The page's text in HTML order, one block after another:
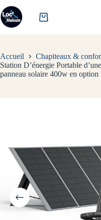
au
contenu
Accueil Chapiteaux &
Station D’énergie Portable
panneau solaire 400w en option